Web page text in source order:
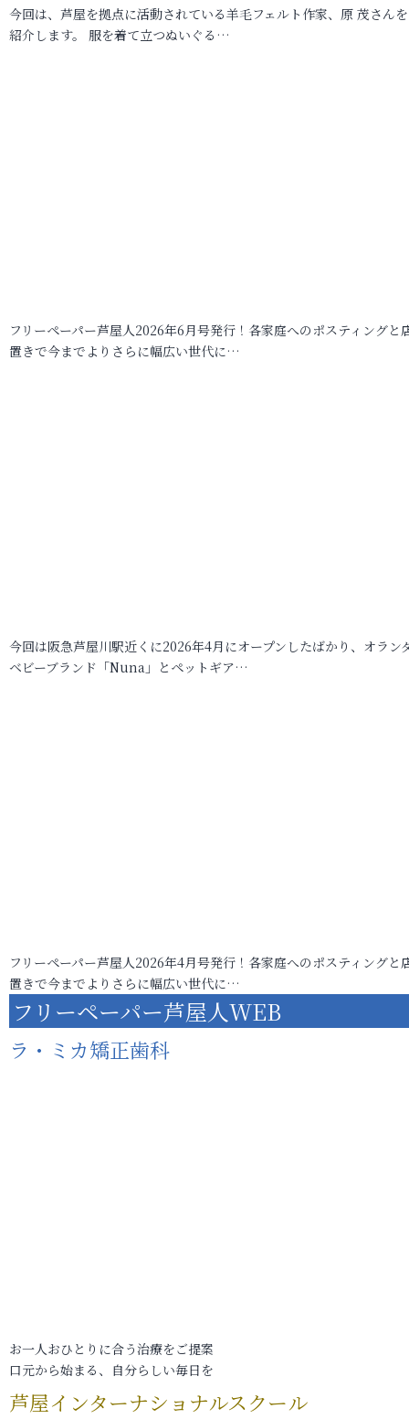
今回は、芦屋を拠点に活動されている羊毛フェルト作家、原 茂さん
紹介します。 服を着て立つぬいぐる…
フリーペーパー芦屋人2026年6月号発行！各家庭へのポスティングと
置きで今までよりさらに幅広い世代に…
今回は阪急芦屋川駅近くに2026年4月にオープンしたばかり、オラン
ベビーブランド「Nuna」とペットギア…
フリーペーパー芦屋人2026年4月号発行！各家庭へのポスティングと
置きで今までよりさらに幅広い世代に…
フリーペーパー芦屋人WEB
ラ・ミカ矯正歯科
お一人おひとりに合う治療をご提案
口元から始まる、自分らしい毎日を
芦屋インターナショナルスクール